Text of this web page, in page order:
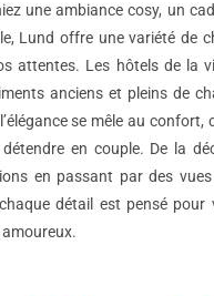
une ambiance cosy, un
Lund offre une variété de
attentes. Les hôtels de la
anciens et pleins de
se mêle au confort,
en couple. De la
en passant par des
détail est pensé